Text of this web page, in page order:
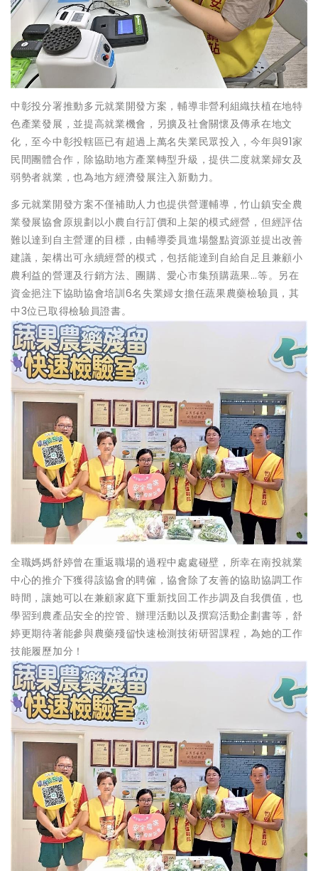
中彰投分署推動多元就業開發方案，輔導非營利組織扶植在地特
色產業發展，並提高就業機會，另擴及社會關懷及傳承在地文
化，至今中彰投轄區已有超過上萬名失業民眾投入，今年與91家
民間團體合作，除協助地方產業轉型升級，提供二度就業婦女及
弱勢者就業，也為地方經濟發展注入新動力。
多元就業開發方案不僅補助人力也提供營運輔導，竹山鎮安全農
業發展協會原規劃以小農自行訂價和上架的模式經營，但經評估
難以達到自主營運的目標，由輔導委員進場盤點資源並提出改善
建議，架構出可永續經營的模式，包括能達到自給自足且兼顧小
農利益的營運及行銷方法、團購、愛心市集預購蔬果…等。另在
資金挹注下協助協會培訓6名失業婦女擔任蔬果農藥檢驗員，其
中3位已取得檢驗員證書。
全職媽媽舒婷曾在重返職場的過程中處處碰壁，所幸在南投就業
中心的推介下獲得該協會的聘僱，協會除了友善的協助協調工作
時間，讓她可以在兼顧家庭下重新找回工作步調及自我價值，也
學習到農產品安全的控管、辦理活動以及撰寫活動企劃書等，舒
婷更期待著能參與農藥殘留快速檢測技術研習課程，為她的工作
技能履歷加分！